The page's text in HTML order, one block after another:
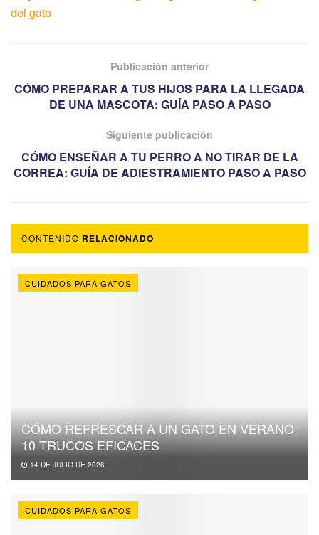
del gato
Publicación anterior
CÓMO PREPARAR A TUS HIJOS PARA LA LLEGADA
DE UNA MASCOTA: GUÍA PASO A PASO
Siguiente publicación
CÓMO ENSEÑAR A TU PERRO A NO TIRAR DE LA
CORREA: GUÍA DE ADIESTRAMIENTO PASO A PASO
CONTENIDO RELACIONADO
CUIDADOS PARA GATOS
CÓMO REFRESCAR A UN GATO EN VERANO:
10 TRUCOS EFICACES
14 DE JULIO DE 2026
CUIDADOS PARA GATOS